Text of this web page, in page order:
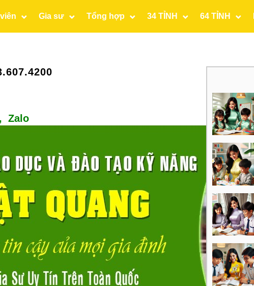
Gia sư Tổng hợp 34 TỈNH 64 TỈNH
Zalo